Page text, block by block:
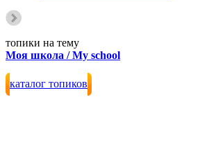
топики на тему
Моя школа / My school
каталог топиков